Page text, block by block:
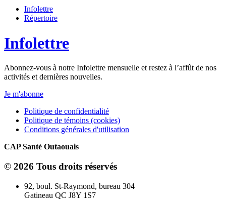
Infolettre
Répertoire
Infolettre
Abonnez-vous à notre Infolettre mensuelle et restez à l’affût de nos
activités et dernières nouvelles.
Je m'abonne
Politique de confidentialité
Politique de témoins (cookies)
Conditions générales d'utilisation
CAP Santé Outaouais
© 2026 Tous droits réservés
92, boul. St-Raymond, bureau 304
Gatineau QC J8Y 1S7